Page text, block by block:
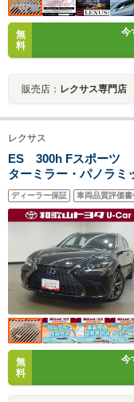
無
料
今
販売店： レクサス専門店
レクサス
ES 300h Fスポーツ
ターミラー・パノラミ
ンナーミラー・パワー
シート・サンルーフ・
ディーラー保証 車両品質評価書
無
料
今